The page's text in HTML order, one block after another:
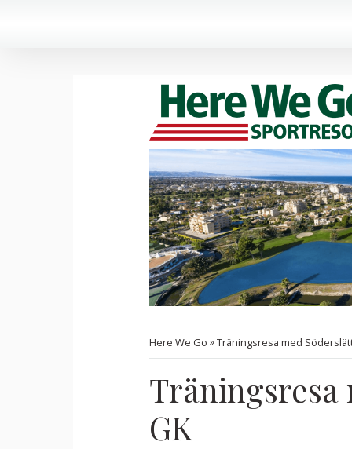
Here We Go »Träningsresa med
Träningsresa
GK